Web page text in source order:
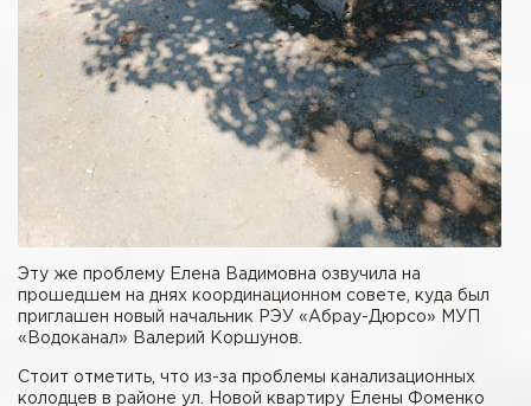
Эту же проблему Елена Вадимовна озвучила на
прошедшем на днях координационном совете, куда был
приглашен новый начальник РЭУ «Абрау-Дюрсо» МУП
«Водоканал» Валерий Коршунов.
Стоит отметить, что из-за проблемы канализационных
колодцев в районе ул. Новой квартиру Елены Фоменко